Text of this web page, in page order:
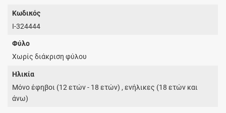
Κωδικός
I-324444
Φύλο
Χωρίς διάκριση φύλου
Ηλικία
Μόνο έφηβοι (12 ετών - 18 ετών) , ενήλικες (18 ετών και
άνω)